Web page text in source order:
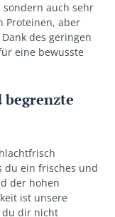
auch sehr
Proteinen, aber
des geringen
eine bewusste
du ein frisches und
der hohen
ist unsere
du dir nicht